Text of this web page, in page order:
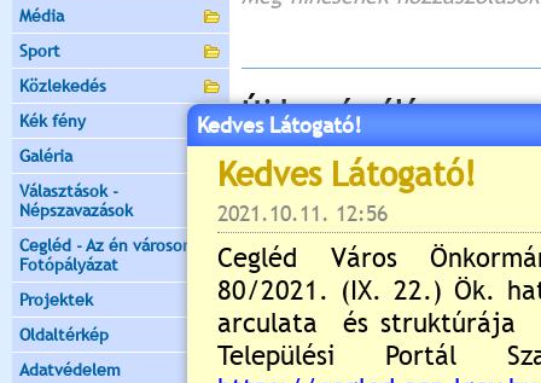
Média
Sport
Közlekedés
Kék fény
Galéria
Választások -
Népszavazások
Cegléd - Az én városom -
Fotópályázat
Projektek
Oldaltérkép
Adatvédelem
Új hozzászólás:
Kérjük jelentkezzen be,
Kedves Látogató!